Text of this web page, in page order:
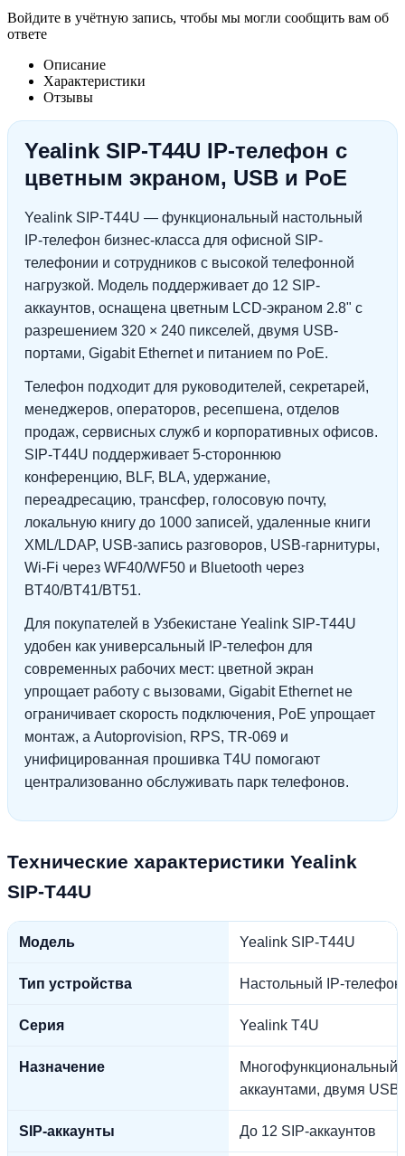
Войдите в учётную запись, чтобы мы могли сообщить вам об
ответе
Описание
Характеристики
Отзывы
Yealink SIP-T44U IP-телефон с
цветным экраном, USB и PoE
Yealink SIP-T44U — функциональный настольный
IP-телефон бизнес-класса для офисной SIP-
телефонии и сотрудников с высокой телефонной
нагрузкой. Модель поддерживает до 12 SIP-
аккаунтов, оснащена цветным LCD-экраном 2.8" с
разрешением 320 × 240 пикселей, двумя USB-
портами, Gigabit Ethernet и питанием по PoE.
Телефон подходит для руководителей, секретарей,
менеджеров, операторов, ресепшена, отделов
продаж, сервисных служб и корпоративных офисов.
SIP-T44U поддерживает 5-стороннюю
конференцию, BLF, BLA, удержание,
переадресацию, трансфер, голосовую почту,
локальную книгу до 1000 записей, удаленные книги
XML/LDAP, USB-запись разговоров, USB-гарнитуры,
Wi-Fi через WF40/WF50 и Bluetooth через
BT40/BT41/BT51.
Для покупателей в Узбекистане Yealink SIP-T44U
удобен как универсальный IP-телефон для
современных рабочих мест: цветной экран
упрощает работу с вызовами, Gigabit Ethernet не
ограничивает скорость подключения, PoE упрощает
монтаж, а Autoprovision, RPS, TR-069 и
унифицированная прошивка T4U помогают
централизованно обслуживать парк телефонов.
Технические характеристики Yealink
SIP-T44U
Модель Yealink SIP-T44U
Тип устройства Настольный IP-телефон
Серия Yealink T4U
Назначение
Многофункциональный
аккаунтами, двумя
SIP-аккаунты До 12 SIP-аккаунтов